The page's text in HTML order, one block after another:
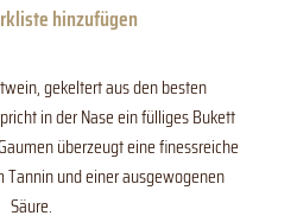
hinzufügen
gekeltert aus den besten
in der Nase ein fülliges Bukett
überzeugt eine finessreiche
und einer ausgewogenen
Säure.